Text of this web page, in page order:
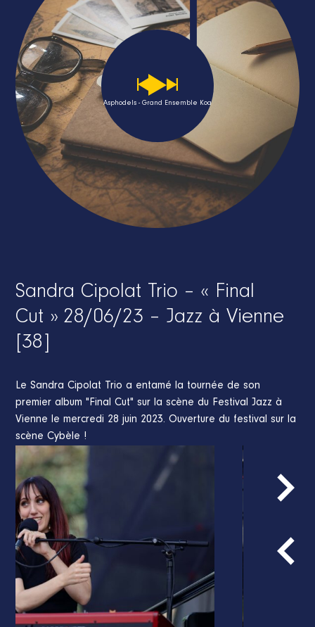
Asphodels - Grand Ensemble Koa
Sandra Cipolat Trio – « Final
Cut » 28/06/23 – Jazz à Vienne
[38]
Le Sandra Cipolat Trio a entamé la tournée de son
premier album "Final Cut" sur la scène du Festival Jazz à
Vienne le mercredi 28 juin 2023. Ouverture du festival sur la
scène Cybèle !